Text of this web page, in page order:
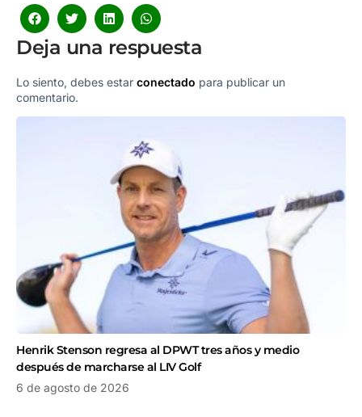
Deja una respuesta
Lo siento, debes estar conectado para publicar un
comentario.
Henrik Stenson regresa al DPWT tres años y medio
después de marcharse al LIV Golf
6 de agosto de 2026